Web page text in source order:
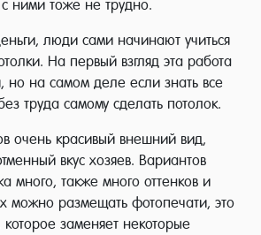
ними тоже не трудно.
люди сами начинают учиться
На первый взгляд эта работа
но на самом деле если знать все
труда самому сделать потолок.
очень красивый внешний вид,
вкус хозяев. Вариантов
много, также много оттенков и
можно размещать фотопечати, это
заменяет некоторые